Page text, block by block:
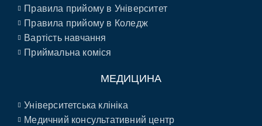
Правила прийому в Університет
Правила прийому в Коледж
Вартість навчання
Приймальна коміся
МЕДИЦИНА
Університетська клініка
Медичний консультативний центр